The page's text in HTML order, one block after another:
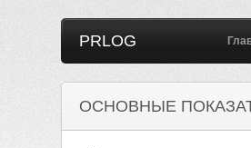
PRLOG
ОСНОВНЫЕ